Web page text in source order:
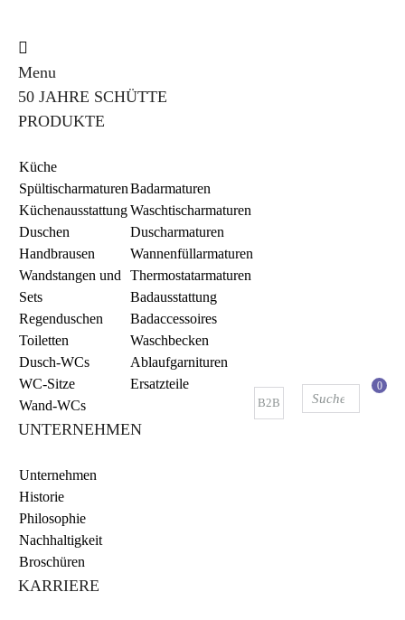
Menu
50 JAHRE SCHÜTTE
PRODUKTE
Küche
Spültischarmaturen
Küchenausstattung
Duschen
Handbrausen
Wandstangen und
Sets
Regenduschen
Toiletten
Dusch-WCs
WC-Sitze
Wand-WCs
Badarmaturen
Waschtischarmaturen
Duscharmaturen
Wannenfüllarmaturen
Thermostatarmaturen
Badausstattung
Badaccessoires
Waschbecken
Ablaufgarnituren
Ersatzteile
UNTERNEHMEN
Unternehmen
Historie
Philosophie
Nachhaltigkeit
Broschüren
KARRIERE
B2B
0